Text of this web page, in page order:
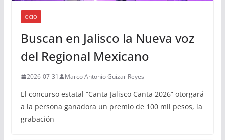
OCIO
Buscan en Jalisco la Nueva voz
del Regional Mexicano
2026-07-31 Marco Antonio Guizar Reyes
El concurso estatal “Canta Jalisco Canta 2026” otorgará
a la persona ganadora un premio de 100 mil pesos, la
grabación